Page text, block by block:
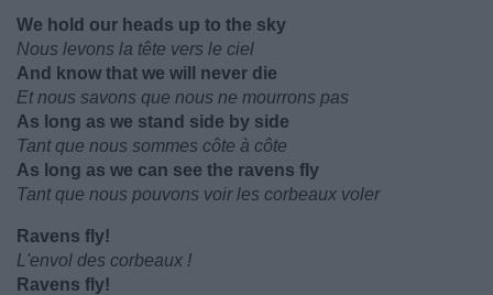
We hold our heads up to the sky
Nous levons la tête vers le ciel
And know that we will never die
Et nous savons que nous ne mourrons pas
As long as we stand side by side
Tant que nous sommes côte à côte
As long as we can see the ravens fly
Tant que nous pouvons voir les corbeaux voler
Ravens fly!
L'envol des corbeaux !
Ravens fly!